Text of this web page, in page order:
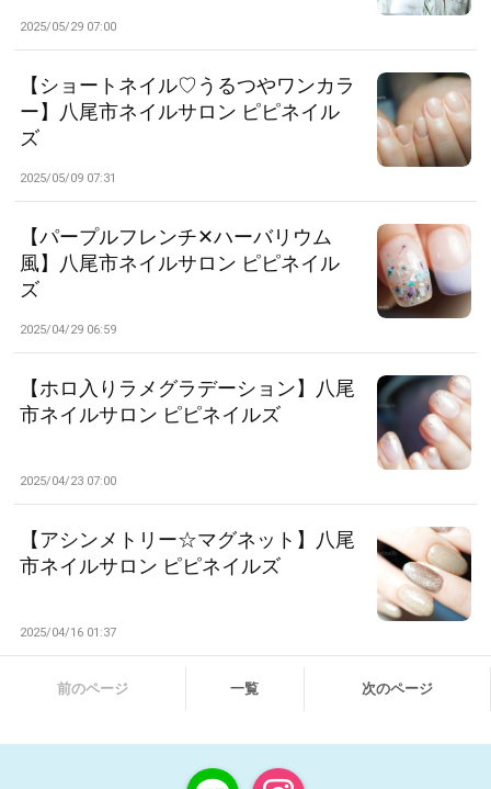
2025/05/29 07:00
【ショートネイル♡うるつやワンカラ
ー】八尾市ネイルサロン ピピネイル
ズ
2025/05/09 07:31
【パープルフレンチ✕ハーバリウム
風】八尾市ネイルサロン ピピネイル
ズ
2025/04/29 06:59
【ホロ入りラメグラデーション】八尾
市ネイルサロン ピピネイルズ
2025/04/23 07:00
【アシンメトリー☆マグネット】八尾
市ネイルサロン ピピネイルズ
2025/04/16 01:37
前のページ 一覧 次のページ